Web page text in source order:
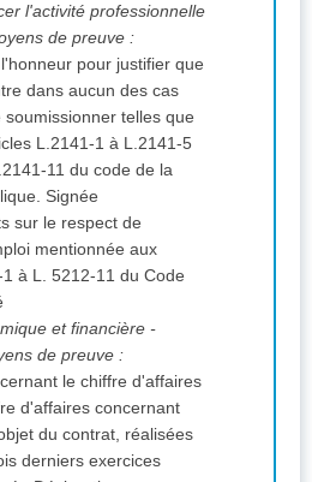
l'activité professionnelle
de preuve :
pour justifier que
dans aucun des cas
telles que
L.2141-1 à L.2141-5
Signée
sur le respect de
mentionnée aux
Code
et financière -
de preuve :
le chiffre d'affaires
d'affaires concernant
derniers exercices